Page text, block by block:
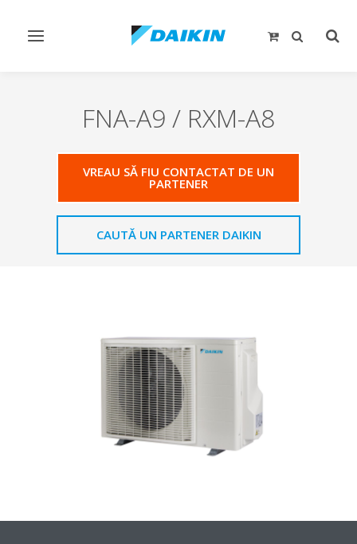
Comutare
FNA-A9 / RXM-A8
VREAU SĂ FIU CONTACTAT DE UN
PARTENER
CAUTĂ UN PARTENER DAIKIN